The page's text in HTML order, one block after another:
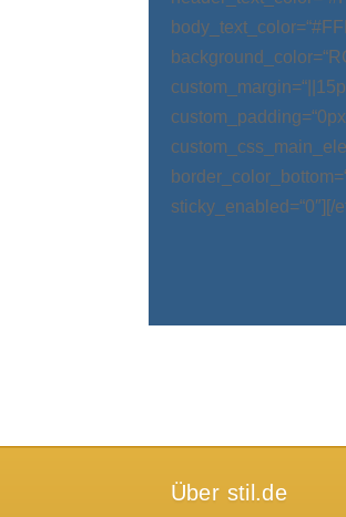
sticky_enabled=“0″][/
Über stil.de